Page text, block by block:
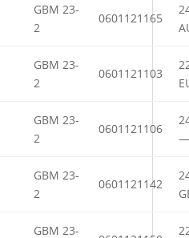
GBM 23-
2
0601121165
GBM 23-
2
0601121103
GBM 23-
2
0601121106
—
GBM 23-
2
0601121142
GBM 23-